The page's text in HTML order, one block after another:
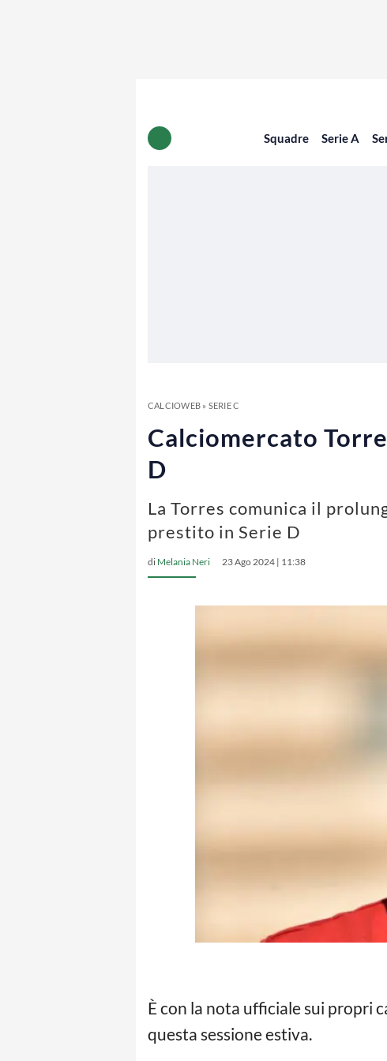
Squadre Serie A
CALCIOWEB» SERIE C
Calciomercato
D
La Torres comunica il
prestito in Serie D
di Melania Neri 23 Ago 2024 | 11:38
È con la nota ufficiale sui propri
questa sessione estiva.